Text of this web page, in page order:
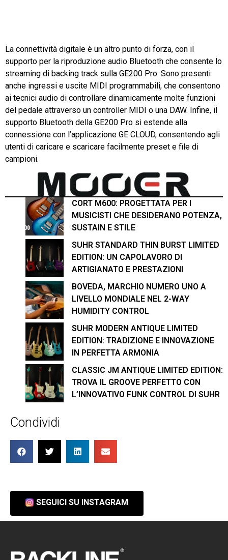
La connettività digitale è un altro punto di forza, con il
supporto per la riproduzione audio Bluetooth che consente lo
streaming di backing track sulla GE200 Pro. Sono presenti
anche ingressi e uscite MIDI programmabili, che consentono
ai tecnici audio di controllare dinamicamente molte funzioni
del pedale attraverso un controller MIDI o una DAW. Infine, il
supporto Bluetooth della GE200 Pro si estende alla
connessione con l’applicazione GE CLOUD, consentendo agli
utenti di caricare e scaricare facilmente preset e file di
campioni.
CORT M600: PROGETTATA PER I
MUSICISTI CHE DESIDERANO POTENZA,
SUSTAIN E STILE
SUHR STANDARD THIN BURST LIMITED
EDITION: UN CAPOLAVORO DI
ARTIGIANATO E PRESTAZIONI
BOVEDA, MARCHIO NUMERO UNO A
LIVELLO MONDIALE NEL 2-WAY
HUMIDITY CONTROL
SUHR MODERN ANTIQUE LIMITED
EDITION: TRADIZIONE E INNOVAZIONE
IN PERFETTA ARMONIA
CLASSIC JM ANTIQUE LIMITED EDITION:
TROVA IL GROOVE PERFETTO CON
L’INNOVATIVO FUNK CONTROL DI SUHR
Condividi
SEGUICI SU INSTAGRAM